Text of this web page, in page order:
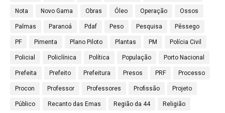
Nota Novo Gama Obras Óleo Operação Ossos
Palmas Paranoá Pdaf Peso Pesquisa Pêssego
PF Pimenta Plano Piloto Plantas PM Polícia Civil
Policial Policlínica Política População Porto Nacional
Prefeita Prefeito Prefeitura Presos PRF Processo
Procon Professor Professores Profissão Projeto
Público Recanto das Emas Região da 44 Religião